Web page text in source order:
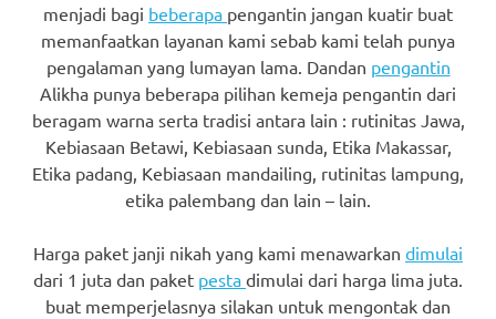
here
replica
watches.
favorite
watches.
menjadi bagi beberapa pengantin jangan kuatir buat
memanfaatkan layanan kami sebab kami telah punya
pengalaman yang lumayan lama. Dandan pengantin
Alikha punya beberapa pilihan kemeja pengantin dari
beragam warna serta tradisi antara lain : rutinitas Jawa,
Kebiasaan Betawi, Kebiasaan sunda, Etika Makassar,
Etika padang, Kebiasaan mandailing, rutinitas lampung,
etika palembang dan lain – lain.
Harga paket janji nikah yang kami menawarkan dimulai
dari 1 juta dan paket pesta dimulai dari harga lima juta.
buat memperjelasnya silakan untuk mengontak dan